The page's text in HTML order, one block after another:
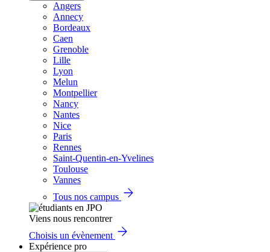
Angers
Annecy
Bordeaux
Caen
Grenoble
Lille
Lyon
Melun
Montpellier
Nancy
Nantes
Nice
Paris
Rennes
Saint-Quentin-en-Yvelines
Toulouse
Vannes
Tous nos campus
Viens nous rencontrer
Choisis un évènement
Expérience pro